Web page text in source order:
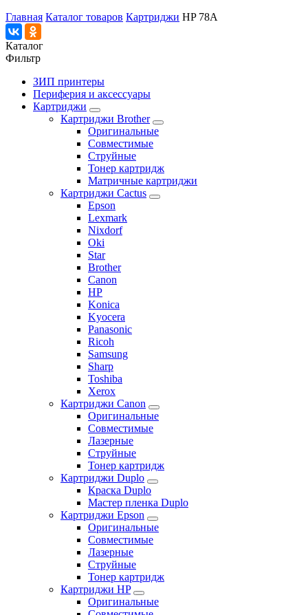
Главная Каталог товаров Картриджи HP 78A
Каталог
Фильтр
ЗИП принтеры
Периферия и аксессуары
Картриджи
Картриджи Brother
Оригинальные
Совместимые
Струйные
Тонер картридж
Матричные картриджи
Картриджи Cactus
Epson
Lexmark
Nixdorf
Oki
Star
Brother
Canon
HP
Konica
Kyocera
Panasonic
Ricoh
Samsung
Sharp
Toshiba
Xerox
Картриджи Canon
Оригинальные
Совместимые
Лазерные
Струйные
Тонер картридж
Картриджи Duplo
Краска Duplo
Мастер пленка Duplo
Картриджи Epson
Оригинальные
Совместимые
Лазерные
Струйные
Тонер картридж
Картриджи HP
Оригинальные